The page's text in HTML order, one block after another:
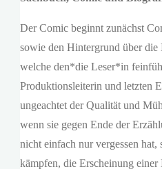
Der Comic beginnt zunächst
sowie den Hintergrund über
welche den*die Leser*in
Produktionsleiterin und letzten
ungeachtet der Qualität und
wenn sie gegen Ende der
nicht einfach nur vergessen
kämpfen, die Erscheinung